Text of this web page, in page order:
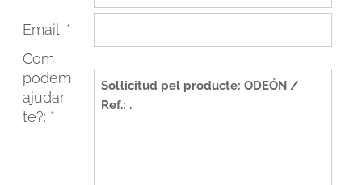
Email: *
Com
podem
ajudar-
te?: *